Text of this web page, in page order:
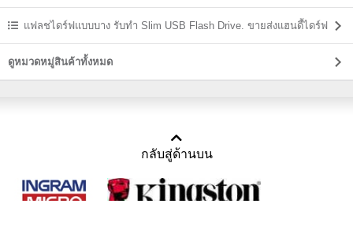
ถูก แฟลชไดร์ฟแบบบาง รับทำ Slim USB Flash Drive. ขายส่งแฮนดี้ไดร์ฟ
ราคาถูก
ดูหมวดหมู่สินค้าทั้งหมด
กลับสู่ด้านบน